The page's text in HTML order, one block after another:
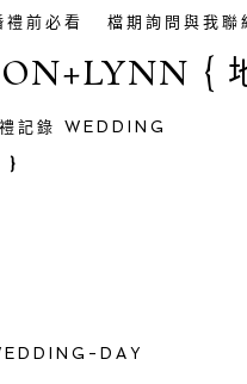
禮前必看 檔期詢問與我聯
{
記錄 WEDDING
}
DAY